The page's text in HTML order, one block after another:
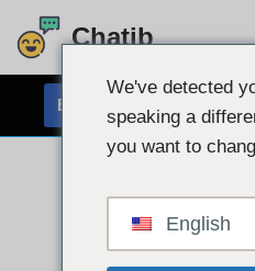
Preskoči
vsebino
Chatib
BREZPLAČEN KLEPET
We've detected
speaking a
you want to
English